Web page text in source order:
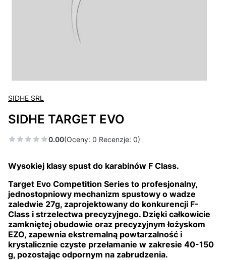
SIDHE SRL
SIDHE TARGET EVO
0.00(Oceny: 0 Recenzje: 0)
Wysokiej klasy spust do karabinów F Class.
Target Evo Competition Series to profesjonalny,
jednostopniowy mechanizm spustowy o wadze
zaledwie 27g, zaprojektowany do konkurencji F-
Class i strzelectwa precyzyjnego. Dzięki całkowicie
zamkniętej obudowie oraz precyzyjnym łożyskom
EZO, zapewnia ekstremalną powtarzalność i
krystalicznie czyste przełamanie w zakresie 40-150
g, pozostając odpornym na zabrudzenia.